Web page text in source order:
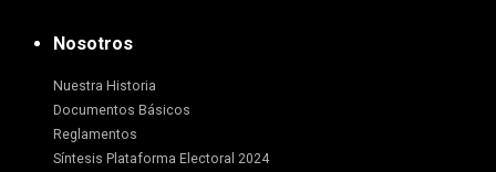
Nosotros
Nuestra Historia
Documentos Básicos
Reglamentos
Síntesis Plataforma Electoral 2024